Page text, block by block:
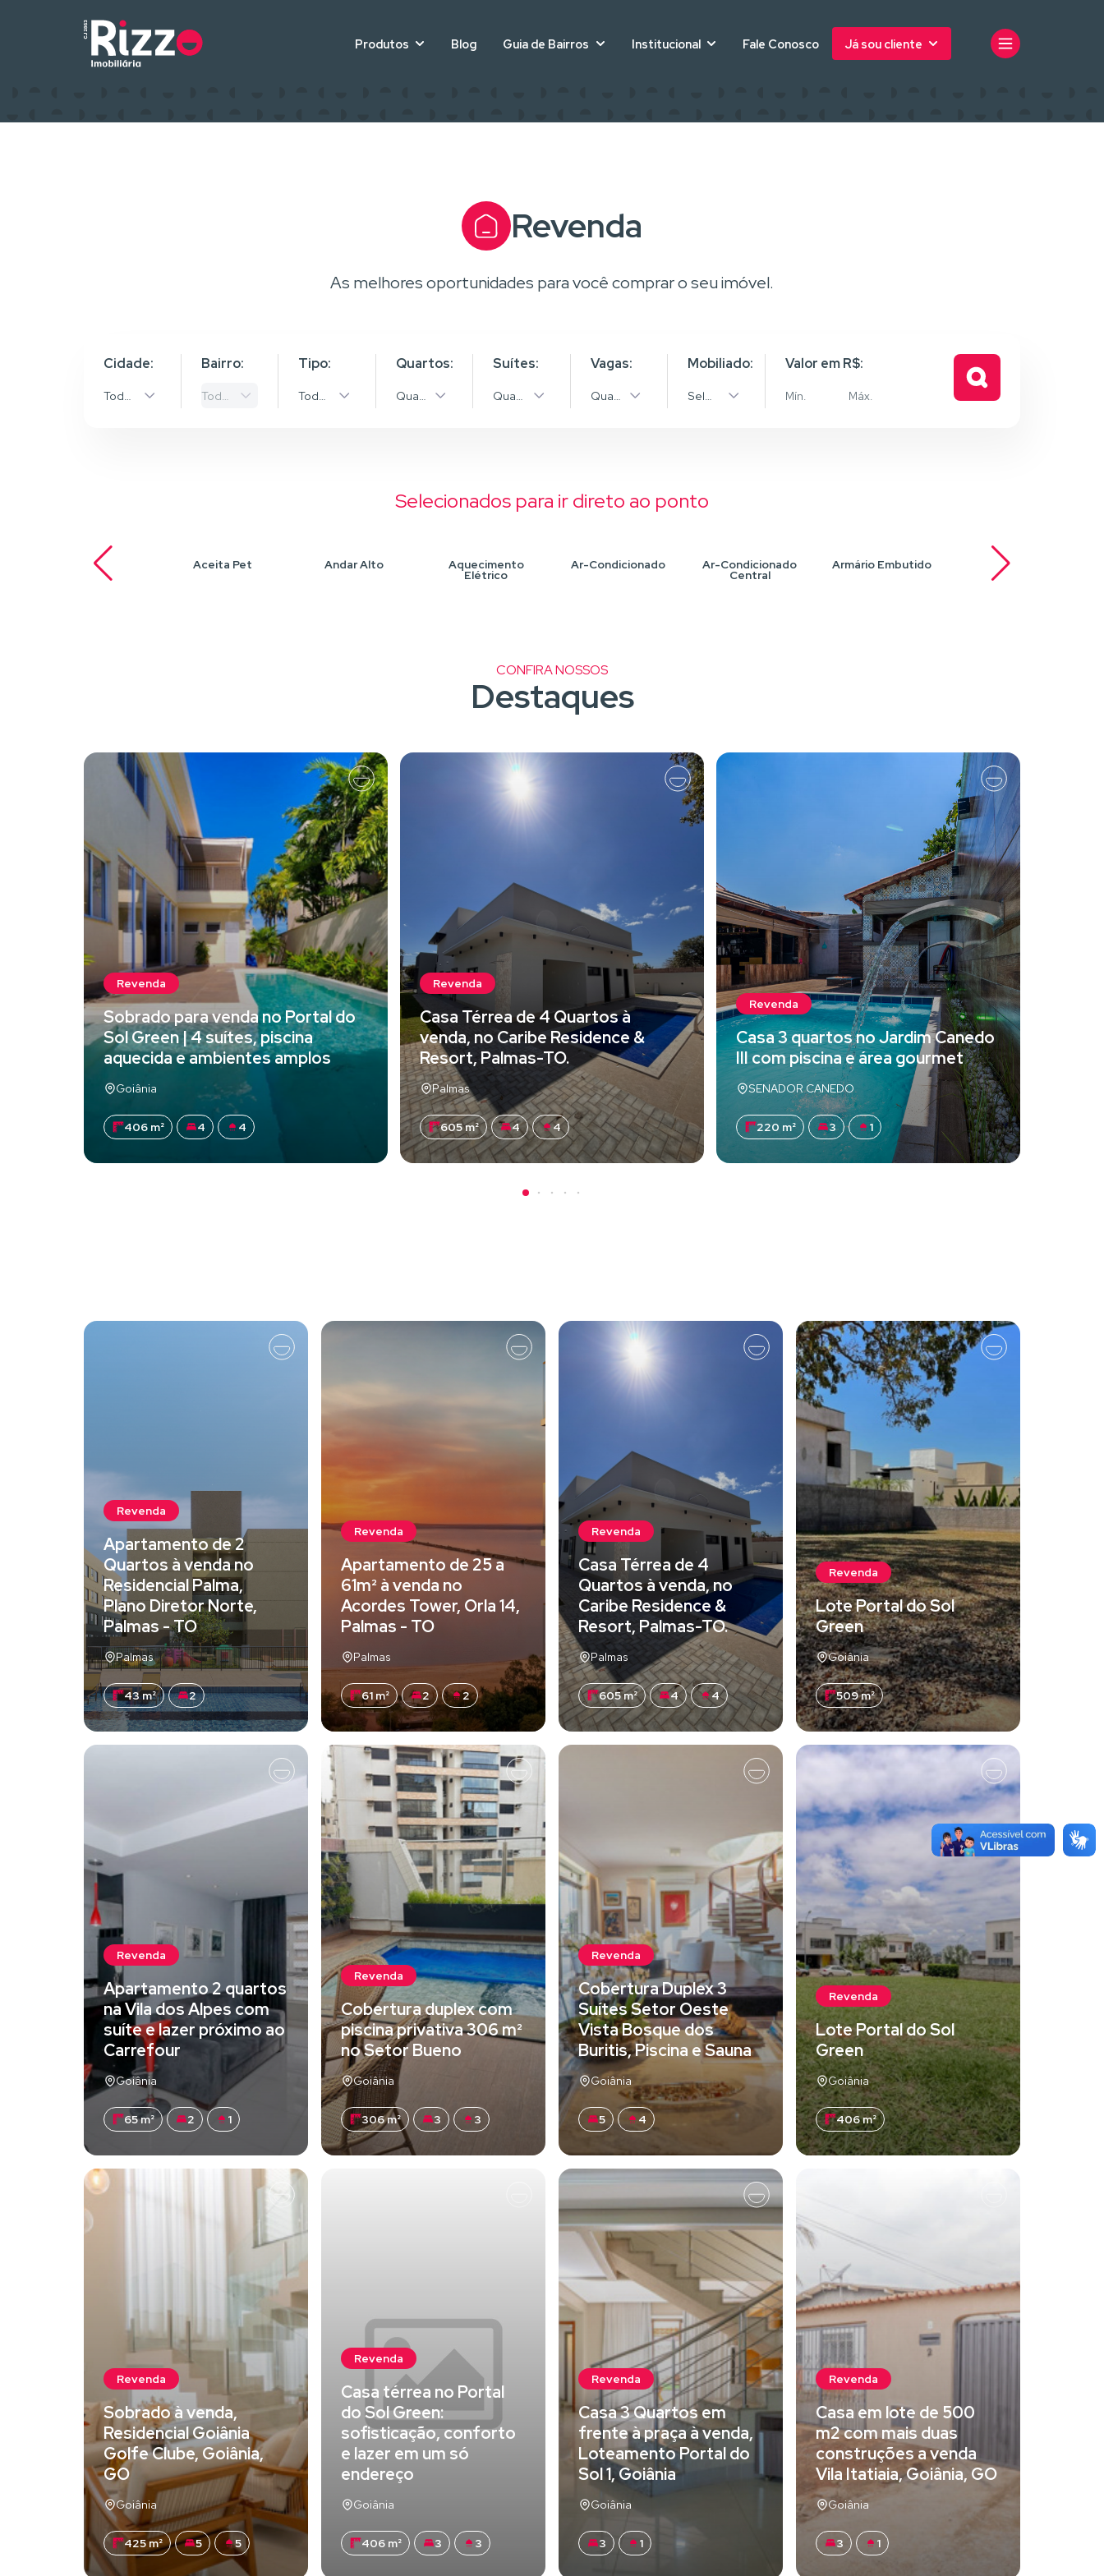
Produtos Blog Guia de Bairros Institucional Fale Conosco Já sou cliente
Revenda
As melhores oportunidades para você comprar o seu imóvel.
Cidade:
Todas as Cidades
Bairro:
Todos os bairros
Tipo:
Todos os Tipos
Quartos:
Quantidade
Suítes:
Quantidade
Vagas:
Quantidade
Mobiliado:
Selecione
Valor em R$:
Selecionados para ir direto ao ponto
Aceita Pet Andar Alto Aquecimento
Elétrico
Ar-Condicionado Ar-Condicionado
Central
Armário Embutido Armários planejados
na cozinha
CONFIRA NOSSOS
Destaques
Revenda
Sobrado para venda no Portal do
Sol Green | 4 suítes, piscina
aquecida e ambientes amplos
Goiânia
406 m² 4 4
Revenda
Casa Térrea de 4 Quartos à
venda, no Caribe Residence &
Resort, Palmas-TO.
Palmas
605 m² 4 4
Revenda
Casa 3 quartos no Jardim Canedo
III com piscina e área gourmet
SENADOR CANEDO
220 m² 3 1
Revenda
Apartamento de 2
Quartos à venda no
Residencial Palma,
Plano Diretor Norte,
Palmas - TO
Palmas
43 m² 2
Revenda
Apartamento de 25 a
61m² à venda no
Acordes Tower, Orla 14,
Palmas - TO
Palmas
61 m² 2 2
Revenda
Casa Térrea de 4
Quartos à venda, no
Caribe Residence &
Resort, Palmas-TO.
Palmas
605 m² 4 4
Revenda
Lote Portal do Sol
Green
Goiânia
509 m²
Revenda
Apartamento 2 quartos
na Vila dos Alpes com
suíte e lazer próximo ao
Carrefour
Goiânia
65 m² 2 1
Revenda
Cobertura duplex com
piscina privativa 306 m²
no Setor Bueno
Goiânia
306 m² 3 3
Revenda
Cobertura Duplex 3
Suítes Setor Oeste
Vista Bosque dos
Buritis, Piscina e Sauna
Goiânia
5 4
Revenda
Lote Portal do Sol
Green
Goiânia
406 m²
Revenda
Sobrado à venda,
Residencial Goiânia
Golfe Clube, Goiânia,
GO
Goiânia
425 m² 5 5
Revenda
Casa térrea no Portal
do Sol Green:
sofisticação, conforto
e lazer em um só
endereço
Goiânia
406 m² 3 3
Revenda
Casa 3 Quartos em
frente à praça à venda,
Loteamento Portal do
Sol 1, Goiânia
Goiânia
3 1
Revenda
Casa em lote de 500
m2 com mais duas
construções a venda
Vila Itatiaia, Goiânia, GO
Goiânia
3 1